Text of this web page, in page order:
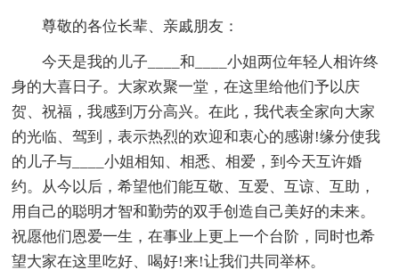
尊敬的各位长辈、亲戚朋友：
今天是我的儿子____和____小姐两位年轻人相许终
身的大喜日子。大家欢聚一堂，在这里给他们予以庆
贺、祝福，我感到万分高兴。在此，我代表全家向大家
的光临、驾到，表示热烈的欢迎和衷心的感谢!缘分使我
的儿子与____小姐相知、相悉、相爱，到今天互许婚
约。从今以后，希望他们能互敬、互爱、互谅、互助，
用自己的聪明才智和勤劳的双手创造自己美好的未来。
祝愿他们恩爱一生，在事业上更上一个台阶，同时也希
望大家在这里吃好、喝好!来!让我们共同举杯。